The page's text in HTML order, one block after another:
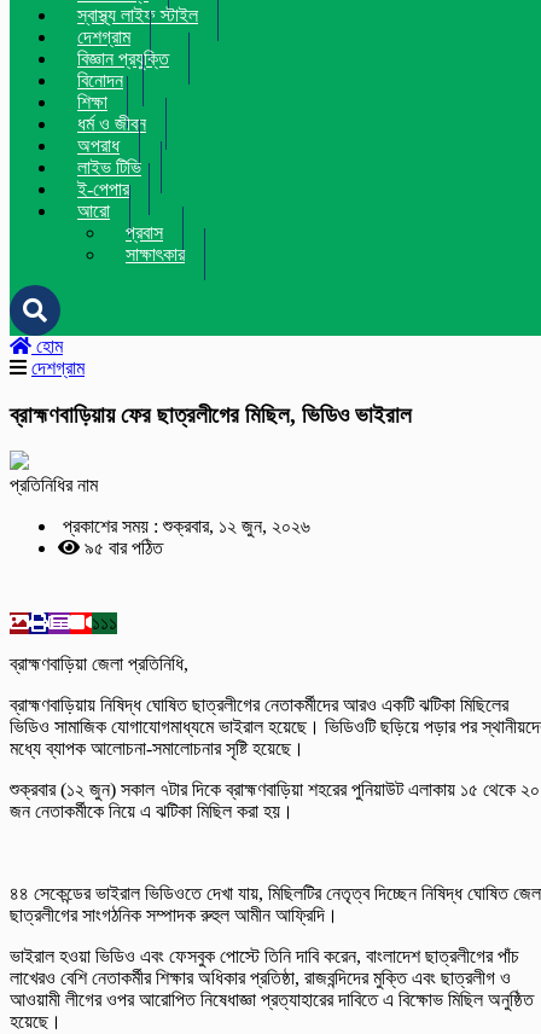
স্বাস্থ্য লাইফ স্টাইল
দেশগ্রাম
বিজ্ঞান প্রযুক্তি
বিনোদন
শিক্ষা
ধর্ম ও জীবন
অপরাধ
লাইভ টিভি
ই-পেপার
আরো
প্রবাস
সাক্ষাৎকার
হোম
দেশগ্রাম
ব্রাহ্মণবাড়িয়ায় ফের ছাত্রলীগের মিছিল, ভিডিও ভাইরাল
প্রতিনিধির নাম
প্রকাশের সময় : শুক্রবার, ১২ জুন, ২০২৬
৯৫ বার পঠিত
১১১
ব্রাহ্মণবাড়িয়া জেলা প্রতিনিধি,
ব্রাহ্মণবাড়িয়ায় নিষিদ্ধ ঘোষিত ছাত্রলীগের নেতাকর্মীদের আরও একটি ঝটিকা মিছিলের
ভিডিও সামাজিক যোগাযোগমাধ্যমে ভাইরাল হয়েছে। ভিডিওটি ছড়িয়ে পড়ার পর
মধ্যে ব্যাপক আলোচনা-সমালোচনার সৃষ্টি হয়েছে।
শুক্রবার (১২ জুন) সকাল ৭টার দিকে ব্রাহ্মণবাড়িয়া শহরের পুনিয়াউট এলাকায় ১৫ থেকে ২০
জন নেতাকর্মীকে নিয়ে এ ঝটিকা মিছিল করা হয়।
৪৪ সেকেন্ডের ভাইরাল ভিডিওতে দেখা যায়, মিছিলটির নেতৃত্ব দিচ্ছেন নিষিদ্ধ ঘোষিত
ছাত্রলীগের সাংগঠনিক সম্পাদক রুহুল আমীন আফ্রিদি।
ভাইরাল হওয়া ভিডিও এবং ফেসবুক পোস্টে তিনি দাবি করেন, বাংলাদেশ ছাত্রলীগের পাঁচ
লাখেরও বেশি নেতাকর্মীর শিক্ষার অধিকার প্রতিষ্ঠা, রাজবন্দিদের মুক্তি এবং ছাত্রলীগ ও
আওয়ামী লীগের ওপর আরোপিত নিষেধাজ্ঞা প্রত্যাহারের দাবিতে এ বিক্ষোভ মিছিল অনুষ্ঠিত
হয়েছে।